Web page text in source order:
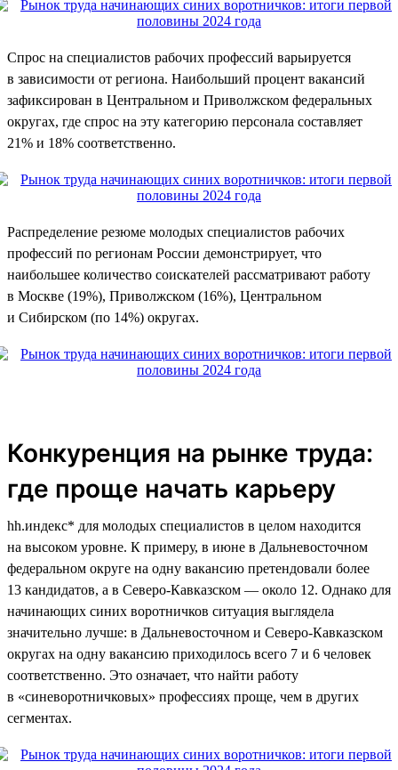
Спрос на специалистов рабочих профессий варьируется
в зависимости от региона. Наибольший процент вакансий
зафиксирован в Центральном и Приволжском федеральных
округах, где спрос на эту категорию персонала составляет
21% и 18% соответственно.
Распределение резюме молодых специалистов рабочих
профессий по регионам России демонстрирует, что
наибольшее количество соискателей рассматривают работу
в Москве (19%), Приволжском (16%), Центральном
и Сибирском (по 14%) округах.
Конкуренция на рынке труда:
где проще начать карьеру
hh.индекс* для молодых специалистов в целом находится
на высоком уровне. К примеру, в июне в Дальневосточном
федеральном округе на одну вакансию претендовали более
13 кандидатов, а в Северо-Кавказском — около 12. Однако для
начинающих синих воротничков ситуация выглядела
значительно лучше: в Дальневосточном и Северо-Кавказском
округах на одну вакансию приходилось всего 7 и 6 человек
соответственно. Это означает, что найти работу
в «синеворотничковых» профессиях проще, чем в других
сегментах.